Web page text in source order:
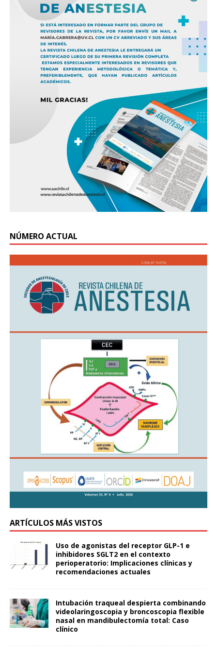
NÚMERO ACTUAL
ARTÍCULOS MÁS VISTOS
Uso de agonistas del receptor GLP-1 e
inhibidores SGLT2 en el contexto
perioperatorio: Implicaciones clínicas y
recomendaciones actuales
Intubación traqueal despierta combinando
videolaringoscopia y broncoscopia flexible
nasal en mandibulectomía total: Caso
clínico